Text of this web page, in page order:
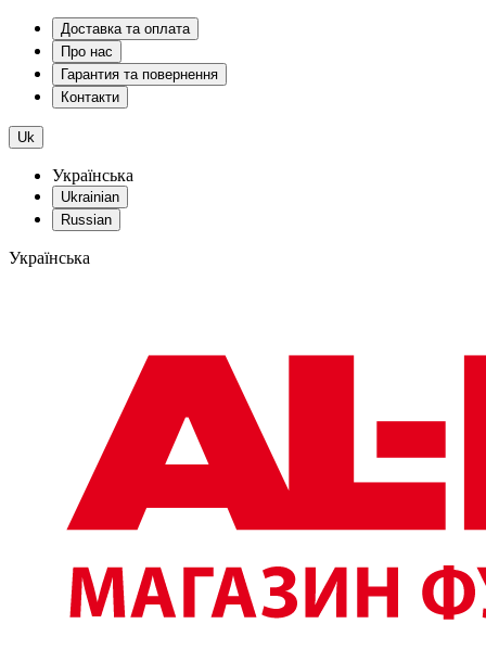
Доставка та оплата
Про нас
Гарантия та повернення
Контакти
Uk
Українська
Ukrainian
Russian
Українська